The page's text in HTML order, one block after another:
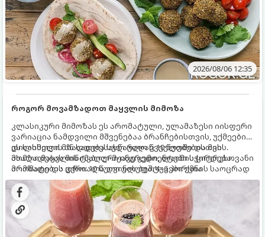
2026/08/06 12:35
როგორ მოვამზადოთ მაყვლის მიმოზა
კლასიკური მიმოზას ეს არომატული, ულამაზესი იისფერი
ვარიაცია ნამდვილი მშვენებაა ბრანჩებისთვის, უქმეების
დილისთვის ან სადღესასწაულო წვეულებებისთვის.
ახალი მაყვლის ტკბილ-მჟავე გემო, ლაიმის ციტრუსოვანი
არომატი და ცქრიალა ღვინის ბუშტუკები ქმნის საოცრად
დახვეწილ და მაგრილებელ კოქტეილს.
ეს სასმელი მზადდება სულ რაღაც 10 წუთში და მის
მომზადებას მინიმალური ინგრედიენტები სჭირდება.
მომზადების დრო: 10 წუთი ულუფა: 4–6 პორცია